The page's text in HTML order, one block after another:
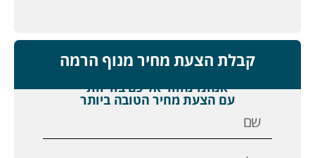
קבלת הצעת מחיר מנוף הרמה
אנחנו נחזור אליכם בזריזות
עם הצעת מחיר הטובה ביותר